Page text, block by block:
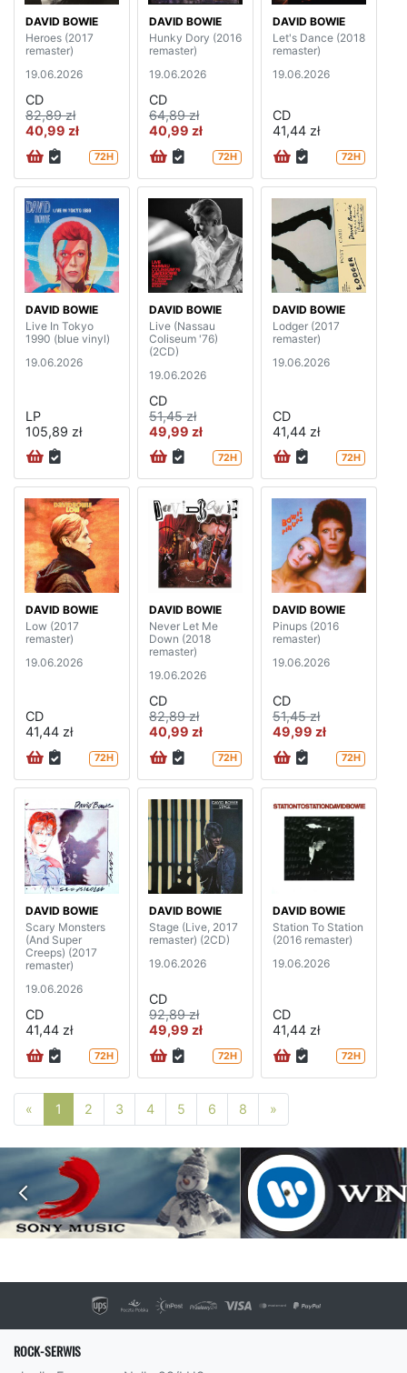
DAVID BOWIE
Heroes (2017
remaster)
19.06.2026
CD
82,89 zł
40,99 zł
72H
DAVID BOWIE
Hunky Dory (2016
remaster)
19.06.2026
CD
64,89 zł
40,99 zł
72H
DAVID BOWIE
Let's Dance (2018
remaster)
19.06.2026
CD
41,44 zł
72H
DAVID BOWIE
Live In Tokyo
1990 (blue vinyl)
19.06.2026
LP
105,89 zł
DAVID BOWIE
Live (Nassau
Coliseum '76)
(2CD)
19.06.2026
CD
51,45 zł
49,99 zł
72H
DAVID BOWIE
Lodger (2017
remaster)
19.06.2026
CD
41,44 zł
72H
DAVID BOWIE
Low (2017
remaster)
19.06.2026
CD
41,44 zł
72H
DAVID BOWIE
Never Let Me
Down (2018
remaster)
19.06.2026
CD
82,89 zł
40,99 zł
72H
DAVID BOWIE
Pinups (2016
remaster)
19.06.2026
CD
51,45 zł
49,99 zł
72H
DAVID BOWIE
Scary Monsters
(And Super
Creeps) (2017
remaster)
19.06.2026
CD
41,44 zł
72H
DAVID BOWIE
Stage (Live, 2017
remaster) (2CD)
19.06.2026
CD
92,89 zł
49,99 zł
72H
DAVID BOWIE
Station To Station
(2016 remaster)
19.06.2026
CD
41,44 zł
72H
« Poprzednia strona
1 2 3 4 5 6 8 »
ROCK-SERWIS